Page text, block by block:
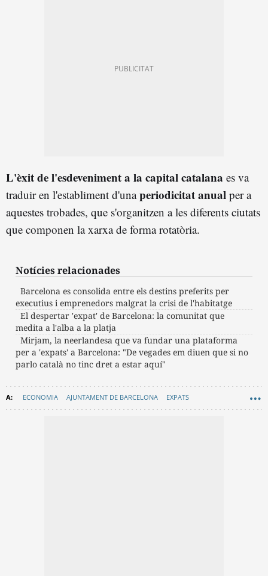
L'èxitde l'esdeveniment a la capital catalana es va
traduir en l'establiment d'unaperiodicitat anual per a
aquestes trobades, que s'organitzen a les diferents ciutats
que componen la xarxa de forma rotatòria.
Notícies relacionades
Barcelona es consolida entre els destins preferits per
executius i emprenedors malgrat la crisi de l'habitatge
El despertar 'expat' de Barcelona: la comunitat que
medita a l'alba a la platja
Mirjam, la neerlandesa que va fundar una plataforma
per a 'expats' a Barcelona: "De vegades em diuen que si no
parlo català no tinc dret a estar aquí"
ECONOMIA AJUNTAMENT DE BARCELONA EXPATS